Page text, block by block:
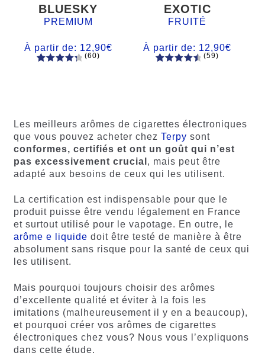
BLUESKY
PREMIUM
À partir de: 12,90€
notations
client
(60)
EXOTIC
FRUITÉ
À partir de: 12,90€
client
(59)
Les meilleurs arômes de cigarettes électroniques
que vous pouvez acheter chez Terpy sont
conformes, certifiés et ont un goût qui n’est
pas excessivement crucial , mais peut être
adapté aux besoins de ceux qui les utilisent.
La certification est indispensable pour que le
produit puisse être vendu légalement en France
et surtout utilisé pour le vapotage. En outre, le
arôme e liquide doit être testé de manière à être
absolument sans risque pour la santé de ceux qui
les utilisent.
Mais pourquoi toujours choisir des arômes
d’excellente qualité et éviter à la fois les
imitations (malheureusement il y en a beaucoup),
et pourquoi créer vos arômes de cigarettes
électroniques chez vous? Nous vous l’expliquons
dans cette étude.